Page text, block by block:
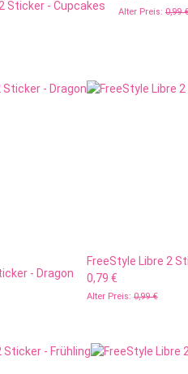
Sticker - Cupcakes
Alter Preis: 0,99
- Dragon
FreeStyle Libre 2
0,79 €
Alter Preis: 0,99 €